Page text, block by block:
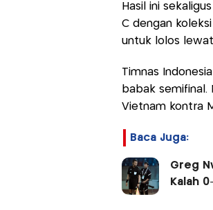
Hasil ini
C dengan
untuk lolos
Timnas
babak semifinal.
Vietnam kontra
Baca Juga:
Greg
Kalah